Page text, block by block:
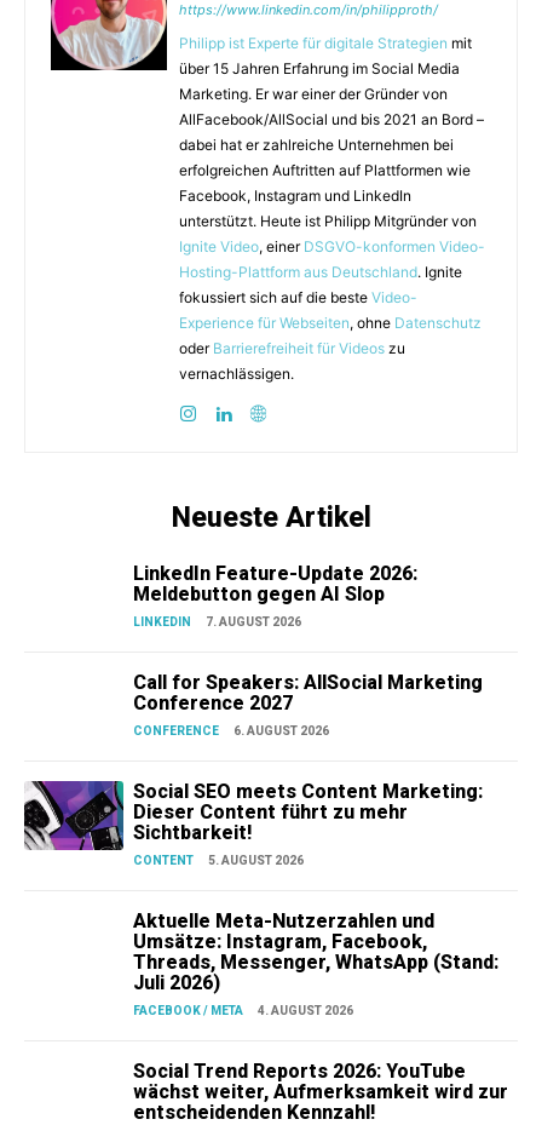
https://www.linkedin.com/in/philipproth/
Philipp ist Experte für digitale Strategien mit
über 15 Jahren Erfahrung im Social Media
Marketing. Er war einer der Gründer von
AllFacebook/AllSocial und bis 2021 an Bord –
dabei hat er zahlreiche Unternehmen bei
erfolgreichen Auftritten auf Plattformen wie
Facebook, Instagram und LinkedIn
unterstützt. Heute ist Philipp Mitgründer von
Ignite Video, einer DSGVO-konformen Video-
Hosting-Plattform aus Deutschland. Ignite
fokussiert sich auf die beste Video-
Experience für Webseiten, ohne Datenschutz
oder Barrierefreiheit für Videos zu
vernachlässigen.
Neueste Artikel
LinkedIn Feature-Update 2026:
Meldebutton gegen AI Slop
LINKEDIN 7. AUGUST 2026
Call for Speakers: AllSocial Marketing
Conference 2027
CONFERENCE 6. AUGUST 2026
Social SEO meets Content Marketing:
Dieser Content führt zu mehr
Sichtbarkeit!
CONTENT 5. AUGUST 2026
Aktuelle Meta-Nutzerzahlen und
Umsätze: Instagram, Facebook,
Threads, Messenger, WhatsApp (Stand:
Juli 2026)
FACEBOOK / META 4. AUGUST 2026
Social Trend Reports 2026: YouTube
wächst weiter, Aufmerksamkeit wird zur
entscheidenden Kennzahl!